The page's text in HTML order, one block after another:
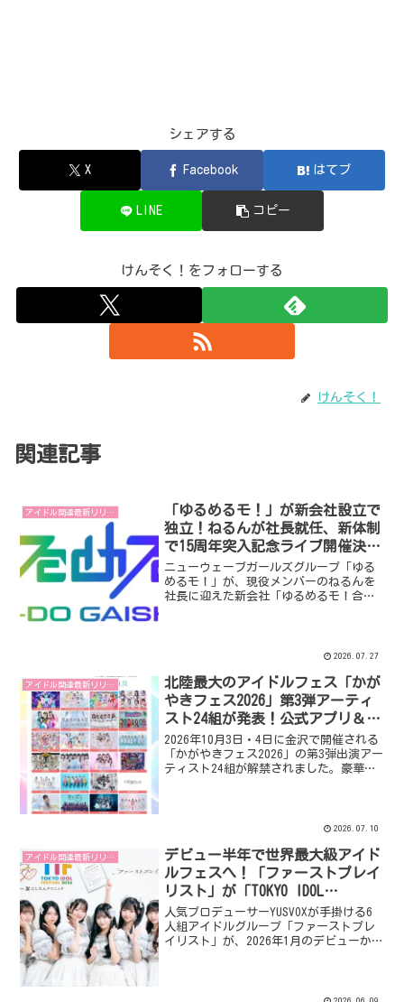
シェアする
X Facebook はてブ
LINE コピー
けんそく！をフォローする
けんそく！
関連記事
アイドル関連最新リリース
「ゆるめるモ！」が新会社設立で
独立！ねるんが社長就任、新体制
で15周年突入記念ライブ開催決
定！
ニューウェーブガールズグループ「ゆる
めるモ！」が、現役メンバーのねるんを
社長に迎えた新会社「ゆるめるモ！合同
ス・デイ」が開催され、往年の卒業生も
2026.07.27
アイドル関連最新リリース
北陸最大のアイドルフェス「かが
やきフェス2026」第3弾アーティ
スト24組が発表！公式アプリ＆先
行チケットも要チェック！
2026年10月3日・4日に金沢で開催される
「かがやきフェス2026」の第3弾出演アー
ティスト24組が解禁されました。豪華な
2026.07.10
アイドル関連最新リリース
デビュー半年で世界最大級アイド
ルフェスへ！「ファーストプレイ
リスト」が「TOKYO IDOL
FESTIVAL 2026」出演決定！
人気プロデューサーYUSVOXが手掛ける6
人組アイドルグループ「ファーストプレ
イリスト」が、2026年1月のデビューから